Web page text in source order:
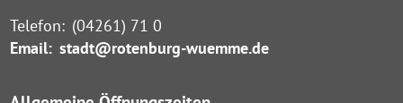
Telefon: (04261) 71 0
Email: stadt@rotenburg-wuemme.de